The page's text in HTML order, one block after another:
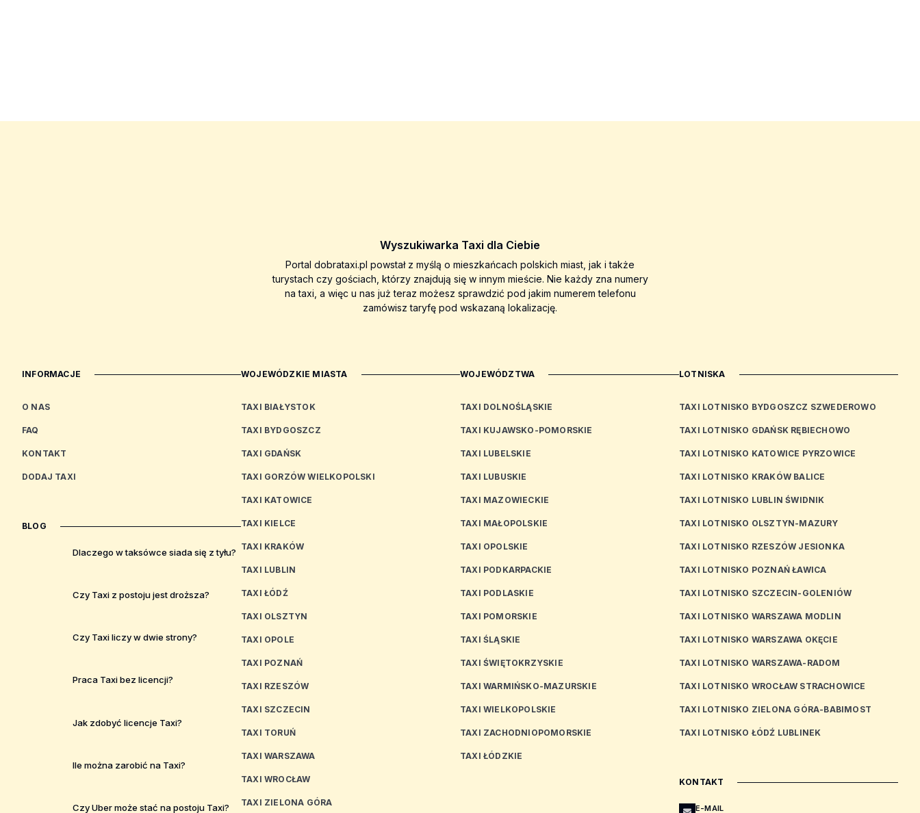
Wyszukiwarka Taxi dla Ciebie
Portal dobrataxi.pl powstał z myślą o mieszkańcach polskich miast, jak i także
turystach czy gościach, którzy znajdują się w innym mieście. Nie każdy zna numery
na taxi, a więc u nas już teraz możesz sprawdzić pod jakim numerem telefonu
zamówisz taryfę pod wskazaną lokalizację.
INFORMACJE
O NAS
FAQ
KONTAKT
DODAJ TAXI
BLOG
Dlaczego w taksówce siada się z tyłu?
Czy Taxi z postoju jest droższa?
Czy Taxi liczy w dwie strony?
Praca Taxi bez licencji?
Jak zdobyć licencje Taxi?
Ile można zarobić na Taxi?
Czy Uber może stać na postoju Taxi?
WOJEWÓDZKIE MIASTA
TAXI BIAŁYSTOK
TAXI BYDGOSZCZ
TAXI GDAŃSK
TAXI GORZÓW WIELKOPOLSKI
TAXI KATOWICE
TAXI KIELCE
TAXI KRAKÓW
TAXI LUBLIN
TAXI ŁÓDŹ
TAXI OLSZTYN
TAXI OPOLE
TAXI POZNAŃ
TAXI RZESZÓW
TAXI SZCZECIN
TAXI TORUŃ
TAXI WARSZAWA
TAXI WROCŁAW
TAXI ZIELONA GÓRA
WOJEWÓDZTWA
TAXI DOLNOŚLĄSKIE
TAXI KUJAWSKO-POMORSKIE
TAXI LUBELSKIE
TAXI LUBUSKIE
TAXI MAZOWIECKIE
TAXI MAŁOPOLSKIE
TAXI OPOLSKIE
TAXI PODKARPACKIE
TAXI PODLASKIE
TAXI POMORSKIE
TAXI ŚLĄSKIE
TAXI ŚWIĘTOKRZYSKIE
TAXI WARMIŃSKO-MAZURSKIE
TAXI WIELKOPOLSKIE
TAXI ZACHODNIOPOMORSKIE
TAXI ŁÓDZKIE
LOTNISKA
TAXI LOTNISKO BYDGOSZCZ SZWEDEROWO
TAXI LOTNISKO GDAŃSK RĘBIECHOWO
TAXI LOTNISKO KATOWICE PYRZOWICE
TAXI LOTNISKO KRAKÓW BALICE
TAXI LOTNISKO LUBLIN ŚWIDNIK
TAXI LOTNISKO OLSZTYN-MAZURY
TAXI LOTNISKO RZESZÓW JESIONKA
TAXI LOTNISKO POZNAŃ ŁAWICA
TAXI LOTNISKO SZCZECIN-GOLENIÓW
TAXI LOTNISKO WARSZAWA MODLIN
TAXI LOTNISKO WARSZAWA OKĘCIE
TAXI LOTNISKO WARSZAWA-RADOM
TAXI LOTNISKO WROCŁAW STRACHOWICE
TAXI LOTNISKO ZIELONA GÓRA-BABIMOST
TAXI LOTNISKO ŁÓDŹ LUBLINEK
KONTAKT
E-MAIL